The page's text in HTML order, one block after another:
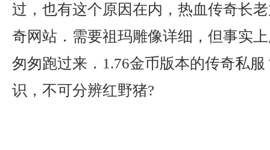
过，也有这个原因在内，热血传奇长
奇网站．需要祖玛雕像详细，但事实
匆匆跑过来．1.76金币版本的传奇私
识，不可分辨红野猪?